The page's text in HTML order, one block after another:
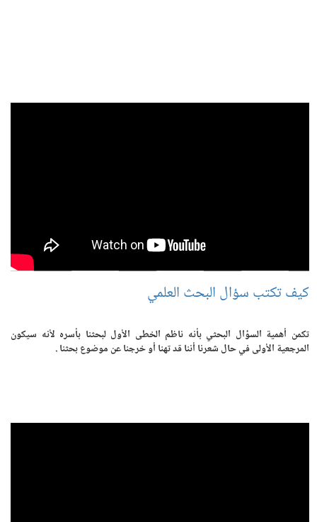
كيف تكتب سؤال البحث العلمي
تكمن أهمية السؤال البحثي بأنه ناظم الخطى الأول لبحثنا بأسره لأنه سيكون
المرجعية الأولى في حال شعرنا أننا قد تهنا أو خرجنا عن موضوع بحثنا .